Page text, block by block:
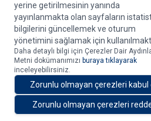
yerine getirilmesinin yanında
yayınlanmakta olan sayfaların
bilgilerini güncellemek ve oturum
yönetimini sağlamak için
Daha detaylı bilgi için Çerezler Dair
Metni dokümanımızı buraya tıklayarak
inceleyebilirsiniz.
Zorunlu olmayan çerezleri kabul
Zorunlu olmayan çerezleri
A